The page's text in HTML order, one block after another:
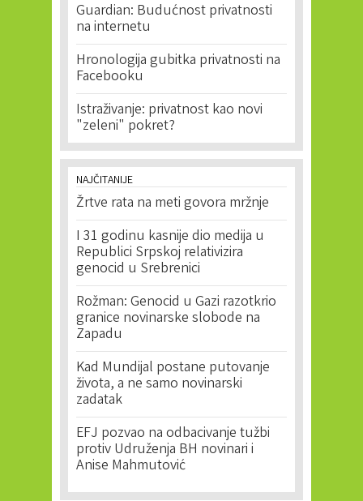
Guardian: Budućnost privatnosti
na internetu
Hronologija gubitka privatnosti na
Facebooku
Istraživanje: privatnost kao novi
"zeleni" pokret?
NAJČITANIJE
Žrtve rata na meti govora mržnje
I 31 godinu kasnije dio medija u
Republici Srpskoj relativizira
genocid u Srebrenici
Rožman: Genocid u Gazi razotkrio
granice novinarske slobode na
Zapadu
Kad Mundijal postane putovanje
života, a ne samo novinarski
zadatak
EFJ pozvao na odbacivanje tužbi
protiv Udruženja BH novinari i
Anise Mahmutović